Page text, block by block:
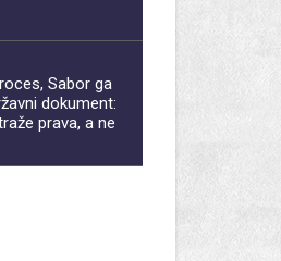
Sabor ga
dokument:
prava, a ne